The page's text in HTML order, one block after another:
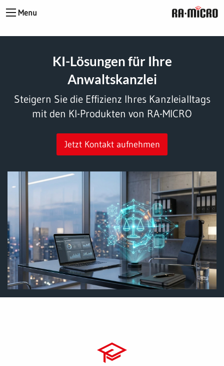
Menu
KI-Lösungen für Ihre
Anwaltskanzlei
Steigern Sie die Effizienz Ihres Kanzleialltags
mit den KI-Produkten von RA-MICRO
Jetzt Kontakt aufnehmen